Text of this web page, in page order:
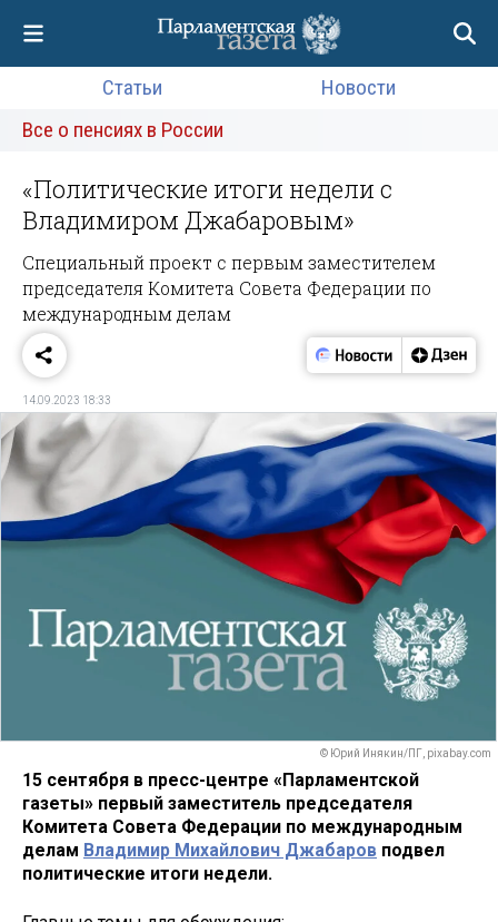
Статьи
Новости
Все о пенсиях в России
«Политические итоги недели с
Владимиром Джабаровым»
Специальный проект с первым заместителем
председателя Комитета Совета Федерации по
международным делам
14.09.2023 18:33
© Юрий Инякин/ПГ, pixabay.com
15 сентября в пресс-центре «Парламентской
газеты» первый заместитель председателя
Комитета Совета Федерации по международным
делам Владимир Михайлович Джабаров подвел
политические итоги недели.